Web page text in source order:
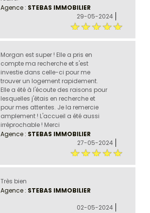
Agence : STEBAS IMMOBILIER
29-05-2024
Morgan est super ! Elle a pris en
compte ma recherche et s'est
investie dans celle-ci pour me
trouver un logement rapidement.
Elle a été à l'écoute des raisons pour
lesquelles j'étais en recherche et
pour mes attentes. Je la remercie
amplement ! L'accueil a été aussi
irréprochable ! Merci
Agence : STEBAS IMMOBILIER
27-05-2024
Très bien
Agence : STEBAS IMMOBILIER
02-05-2024